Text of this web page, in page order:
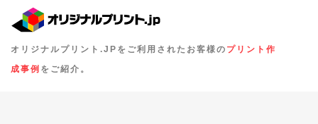
オリジナルプリント.JPをご利用されたお客様の プリント作
成事例 をご紹介。